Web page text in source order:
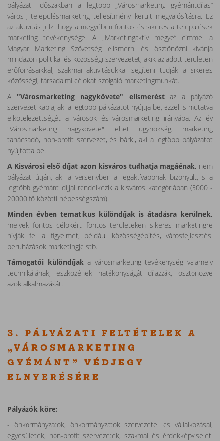
pályázati időszakban a legtöbb „Városmarketing gyémántdíjas”
város-, településmarketing teljesítmény került megvalósításra. Ez
az aktivitás jelzi, hogy a megyében fontos és sikeres a települések
marketing tevékenysége. A „Marketingaktív megye” címmel a
Magyar Marketing Szövetség elismerni és ösztönözni kívánja
mindazon politikai és közösségi szervezetet, akik az adott területen
erőforrásaikkal, szakmai aktivitásukkal segíteni tudják a sikeres
közösségi, társadalmi célokat szolgáló marketingmunkát.
A "Városmarketing nagykövete" elismeréstaz a pályázó
szervezet kapja, aki a legtöbb pályázatot nyújtja be, ezzel is mutatva
elkötelezettségét a városok és városmarketing irányába. Az év
"Városmarketing nagykövete" lehet ügynökség, marketing
tanácsadó, non-profit szervezet, és bárki, aki a legtöbb pályázatot
nyújtotta be.
A Kisvárosi első díjat azon kisváros tudhatja magáénak, nem
pályázat útján, aki a versenyben a legaktívabbnak bizonyult, s a
legtöbb gyémánt díjjal rendelkezik a kisváros kategóriában (5000 -
20000 fő közötti népességszám).
Minden évben tematikus különdíjak is átadásra kerülnek,
melyek fontos célokért, fontos területeken sikeres marketingre
hívják fel a figyelmet, például közösségépítés, városfejlesztési
beruházások marketingje stb.
Támogatói különdíjaka városmarketing tevékenység valamely
technikájának, eszközének hatékonyságát díjazzák, ösztönözve
azok alkalmazását.
3. PÁLYÁZATI FELTÉTELEK A
„VÁROSMARKETING
GYÉMÁNT” VÉDJEGY
ELNYERÉSÉRE
Pályázók köre:
- önkormányzatok, önkormányzatok szervezetei és vállalkozásai,
egyesületek, non-profit szervezetek, szakmai és érdekképviseleti